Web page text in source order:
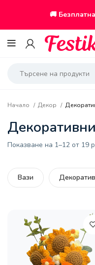
🚚
Начало Декор
Показване на 1–12 от 19
Вази